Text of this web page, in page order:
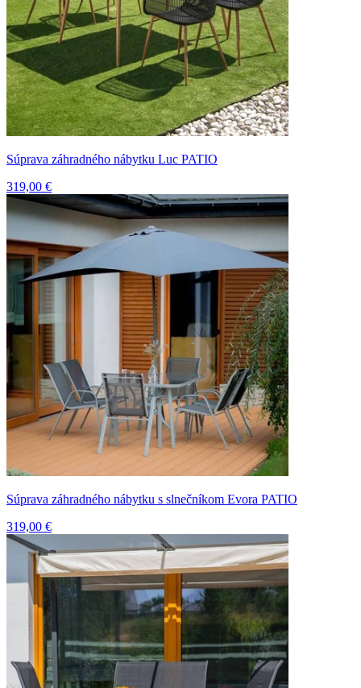
Súprava záhradného nábytku Luc PATIO
319,00 €
Súprava záhradného nábytku s slnečníkom Evora PATIO
319,00 €